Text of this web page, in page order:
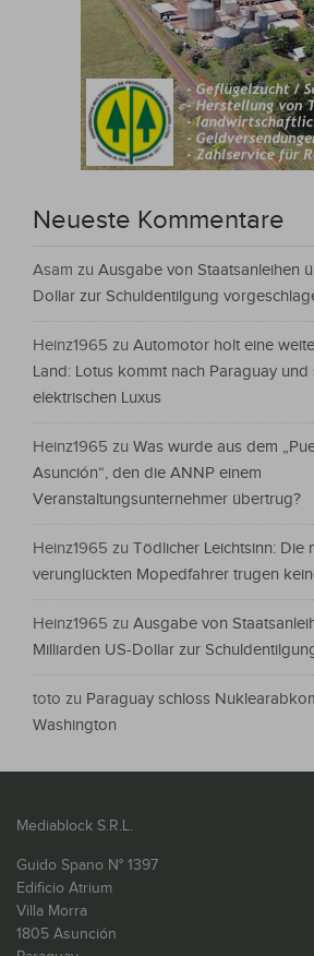
Neueste Kommentare
Asam zu Ausgabe von Staatsanleihen
Dollar zur Schuldentilgung
Heinz1965 zu Automotor holt eine
Land: Lotus kommt nach Paraguay und
elektrischen Luxus
Heinz1965 zu Was wurde aus dem
Asunción“, den die ANNP einem
Veranstaltungsunternehmer übertrug?
Heinz1965 zu Tödlicher Leichtsinn: Die
verunglückten Mopedfahrer trugen
Heinz1965 zu Ausgabe von
Milliarden US-Dollar zur
toto zu Paraguay schloss
Washington
Mediablock S.R.L.
Guido Spano N° 1397
Edificio Atrium
Villa Morra
1805 Asunción